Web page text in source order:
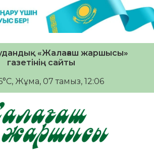
«Жалағаш жаршысы»
газетінің сайты
, Жұма, 07 тамыз, 12:06